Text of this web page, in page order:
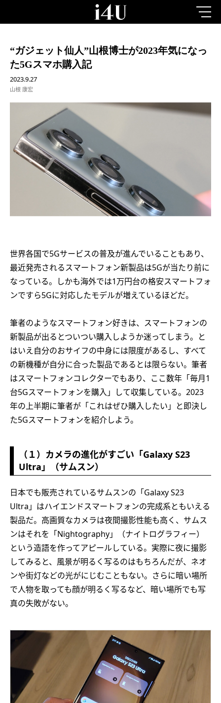
“ガジェット仙人”山根博士が2023年気になっ
た5Gスマホ購入記
2023.9.27
山根 康宏
世界各国で5Gサービスの普及が進んでいることもあり、
最近発売されるスマートフォン新製品は5Gが当たり前に
なっている。しかも海外では1万円台の格安スマートフォ
ンですら5Gに対応したモデルが増えているほどだ。
筆者のようなスマートフォン好きは、スマートフォンの
新製品が出るとついつい購入しようか迷ってしまう。と
はいえ自分のおサイフの中身には限度があるし、すべて
の新機種が自分に合った製品であるとは限らない。筆者
はスマートフォンコレクターでもあり、ここ数年「毎月1
台5Gスマートフォンを購入」して収集している。2023
年の上半期に筆者が「これはぜひ購入したい」と即決し
た5Gスマートフォンを紹介しよう。
（１）カメラの進化がすごい「Galaxy S23
Ultra」（サムスン）
日本でも販売されているサムスンの「Galaxy S23
Ultra」はハイエンドスマートフォンの完成系ともいえる
製品だ。高画質なカメラは夜間撮影性能も高く、サムス
ンはそれを「Nightography」（ナイトログラフィー）
という造語を作ってアピールしている。実際に夜に撮影
してみると、風景が明るく写るのはもちろんだが、ネオ
ンや街灯などの光がにじむこともない。さらに暗い場所
で人物を取っても顔が明るく写るなど、暗い場所でも写
真の失敗がない。